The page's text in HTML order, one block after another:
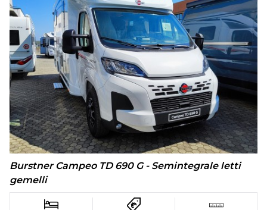
Burstner Campeo TD 690 G - Semintegrale letti
gemelli